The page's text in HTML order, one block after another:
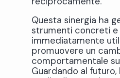
Questa sinergia ha
strumenti concreti e
immediatamente
promuovere un
comportamentale
Guardando al